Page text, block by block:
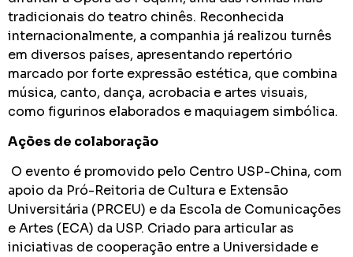
tradicionais do teatro chinês. Reconhecida
internacionalmente, a companhia já realizou turnês
em diversos países, apresentando repertório
marcado por forte expressão estética, que combina
música, canto, dança, acrobacia e artes visuais,
como figurinos elaborados e maquiagem simbólica.
Ações de colaboração
O evento é promovido pelo Centro USP-China, com
apoio da Pró-Reitoria de Cultura e Extensão
Universitária (PRCEU) e da Escola de Comunicações
e Artes (ECA) da USP. Criado para articular as
iniciativas de cooperação entre a Universidade e